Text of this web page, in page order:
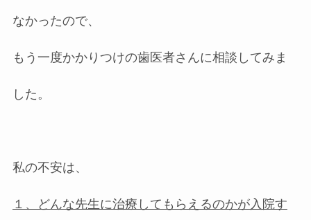
なかったので、
もう一度かかりつけの歯医者さんに相談してみま
した。
私の不安は、
１、どんな先生に治療してもらえるのかが入院す